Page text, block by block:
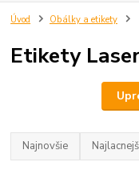
Úvod Obálky a etikety
Etikety
Najnovšie